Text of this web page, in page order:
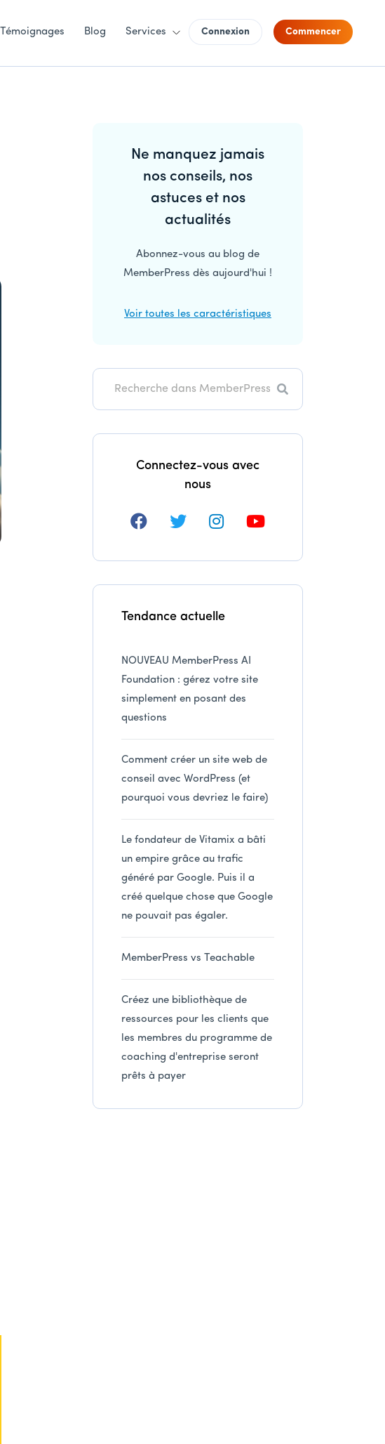
Témoignages Blog Services Connexion Commencer
latérale
principale
Ne manquez jamais
nos conseils, nos
astuces et nos
actualités
Abonnez-vous au blog de
MemberPress dès aujourd'hui !
Voir toutes les caractéristiques
Recherche
Connectez-vous avec
nous
Tendance actuelle
NOUVEAU MemberPress AI
Foundation : gérez votre site
simplement en posant des
questions
Comment créer un site web de
conseil avec WordPress (et
pourquoi vous devriez le faire)
Le fondateur de Vitamix a bâti
un empire grâce au trafic
généré par Google. Puis il a
créé quelque chose que Google
ne pouvait pas égaler.
MemberPress vs Teachable
Créez une bibliothèque de
ressources pour les clients que
les membres du programme de
coaching d'entreprise seront
prêts à payer